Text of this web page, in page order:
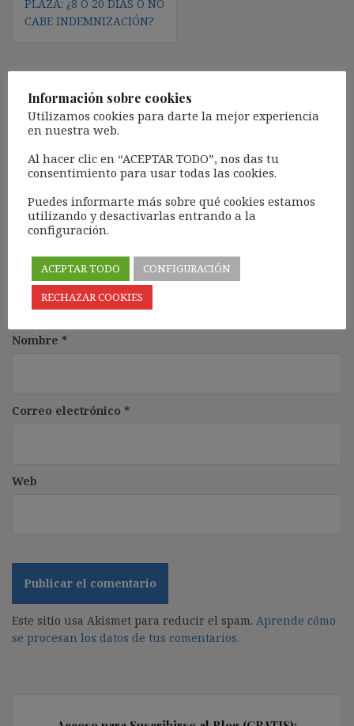
PLAZA: ¿8 O 20 DÍAS O NO
CABE INDEMNIZACIÓN?
Deja una respuesta
Tu dirección de correo electrónico no será publicada. Los
Comentario*
Nombre *
Correo electrónico *
Web
Este sitio usa Akismet para reducir el spam. Aprende cómo
se procesan los datos de tus comentarios.
Información sobre cookies
Utilizamos cookies para darte la mejor experiencia
en nuestra web.
Al hacer clic en “ACEPTAR TODO”, nos das tu
consentimiento para usar todas las cookies.
Puedes informarte más sobre qué cookies estamos
utilizando y desactivarlas entrando a la
configuración.
ACEPTAR TODO
CONFIGURACIÓN
RECHAZAR COOKIES